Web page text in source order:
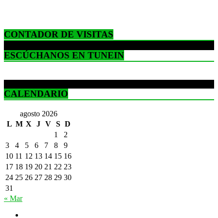
CONTADOR DE VISITAS
ESCÚCHANOS EN TUNEIN
CALENDARIO
agosto 2026
L M X J V S D
1
2
3
4 5 6 7 8
9
10 11 12 13 14 15 16
17 18 19 20 21 22 23
24 25 26 27 28 29 30
31
« Mar